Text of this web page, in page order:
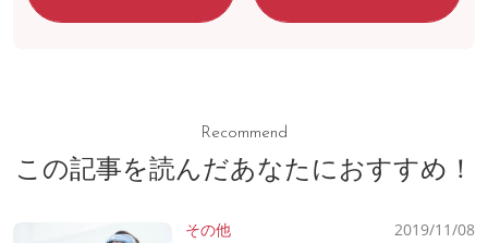
Recommend
この記事を読んだあなたにおすすめ！
その他 2019/11/08